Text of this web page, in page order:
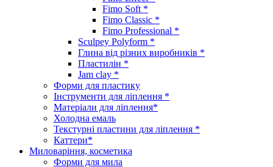
Fimo Soft *
Fimo Classic *
Fimo Professional *
Sculpey Polyform *
Глина від різних виробників *
Пластилін *
Jam clay *
Форми для пластику
Інструменти для ліплення *
Матеріали для ліплення*
Холодна емаль
Текстурні пластини для ліплення *
Каттери*
Миловаріння, косметика
Форми для мила